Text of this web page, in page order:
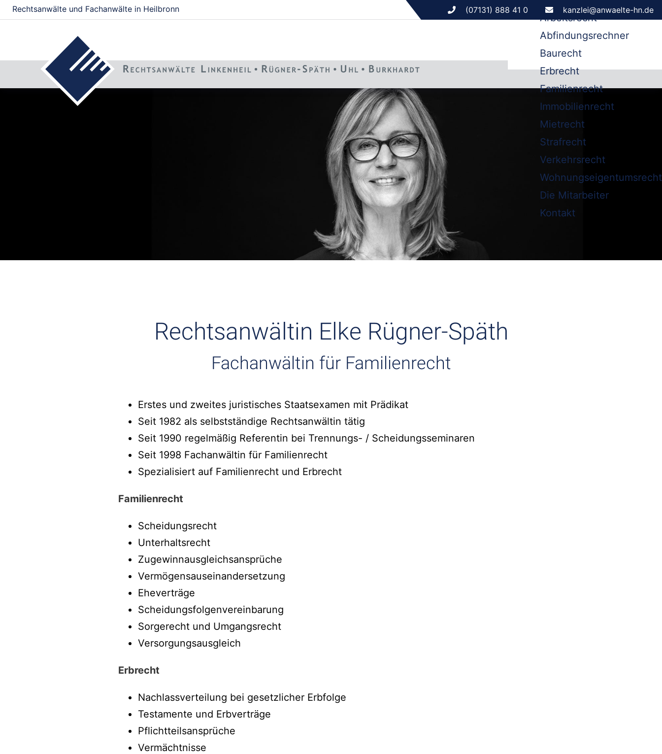
Rechtsanwälte und Fachanwälte in Heilbronn (07131) 888 41 0 kanzlei@anwaelte-hn.de
Arbeitsrecht
Abfindungsrechner
Baurecht
Erbrecht
Familienrecht
Immobilienrecht
Mietrecht
Strafrecht
Verkehrsrecht
Wohnungseigentumsrecht
Die Mitarbeiter
Kontakt
Rechtsanwältin Elke Rügner-Späth
Fachanwältin für Familienrecht
Erstes und zweites juristisches Staatsexamen mit Prädikat
Seit 1982 als selbstständige Rechtsanwältin tätig
Seit 1990 regelmäßig Referentin bei Trennungs- / Scheidungsseminaren
Seit 1998 Fachanwältin für Familienrecht
Spezialisiert auf Familienrecht und Erbrecht
Familienrecht
Scheidungsrecht
Unterhaltsrecht
Zugewinnausgleichsansprüche
Vermögensauseinandersetzung
Eheverträge
Scheidungsfolgenvereinbarung
Sorgerecht und Umgangsrecht
Versorgungsausgleich
Erbrecht
Nachlassverteilung bei gesetzlicher Erbfolge
Testamente und Erbverträge
Pflichtteilsansprüche
Vermächtnisse